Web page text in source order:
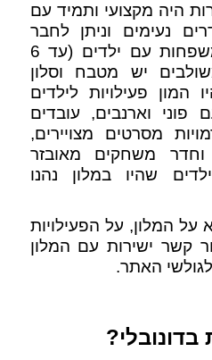
היה מקצועי ותמיד עם
נעימים וניתן לחבר
מספר חדרים עבור משפחות עם ילדים (עד 6
יש מטבח וסלון
המון פעילויות לילדים
פוני וארנבים, עובדים
מסרטים מצויירים,
וחדר משחקים מאובזר
שהיו במלון נהנו
על המלון, על הפעילויות
קשר ישירות עם המלון
האתר.